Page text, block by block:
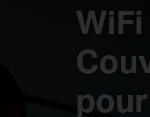
WiFi